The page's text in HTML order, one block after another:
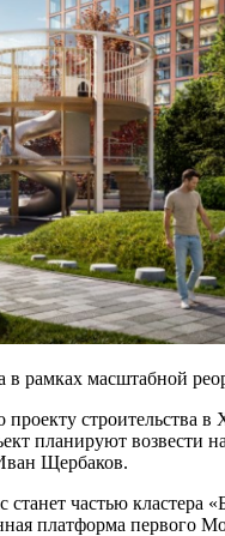
рамках масштабной
планируют возвести
Щербаков.
частью кластера
платформа первого